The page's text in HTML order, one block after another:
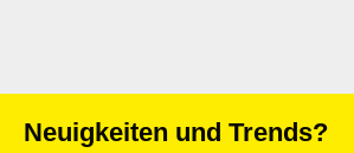
Neuigkeiten und Trends?